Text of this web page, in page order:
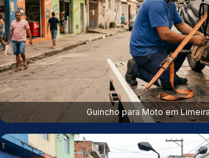
Guincho para Moto em